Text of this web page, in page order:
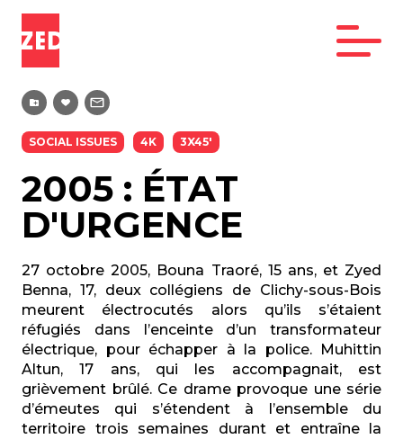
SOCIAL ISSUES 4K 3X45'
2005 : ÉTAT
D'URGENCE
27 octobre 2005, Bouna Traoré, 15 ans, et Zyed
Benna, 17, deux collégiens de Clichy-sous-Bois
meurent électrocutés alors qu’ils s’étaient
réfugiés dans l’enceinte d’un transformateur
électrique, pour échapper à la police. Muhittin
Altun, 17 ans, qui les accompagnait, est
grièvement brûlé. Ce drame provoque une série
d’émeutes qui s’étendent à l’ensemble du
territoire trois semaines durant et entraîne la